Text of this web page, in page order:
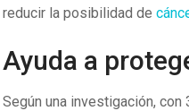
reducir la posibilidad de
Ayuda a
Según una investigación,